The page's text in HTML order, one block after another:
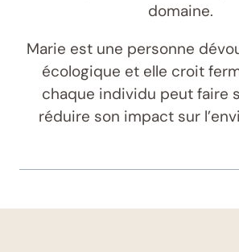
domaine.
Marie est une personne
écologique et elle croit
chaque individu peut faire
réduire son impact sur